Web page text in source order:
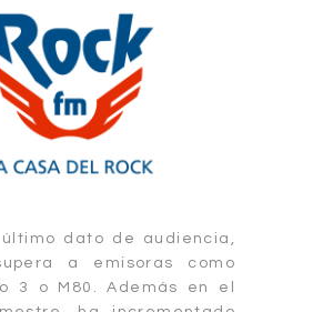
dato de audiencia,
a emisoras como
3 o M80. Además en el